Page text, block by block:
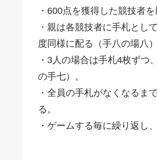
・600点を獲得した競技者を
・親は各競技者に手札とし
度同様に配る（手八の場八）
・3人の場合は手札4枚ずつ
の手七）。
・全員の手札がなくなるま
る。
・ゲームする毎に繰り返し